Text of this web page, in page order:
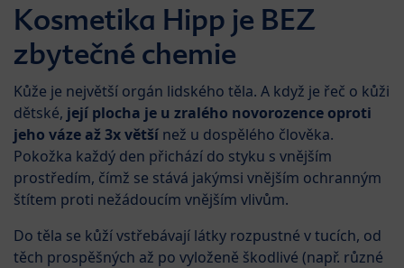
Kosmetika Hipp je BEZ
zbytečné chemie
Kůže je největší orgán lidského těla. A když je řeč o kůži
dětské, její plocha je u zralého novorozence oproti
jeho váze až 3x větší než u dospělého člověka.
Pokožka každý den přichází do styku s vnějším
prostředím, čímž se stává jakýmsi vnějším ochran­ným
štítem proti nežádoucím vnějším vlivům.
Do těla se kůží vstřebávají látky rozpustné v tucích, od
těch prospěšných až po vyloženě škodlivé (např. různé